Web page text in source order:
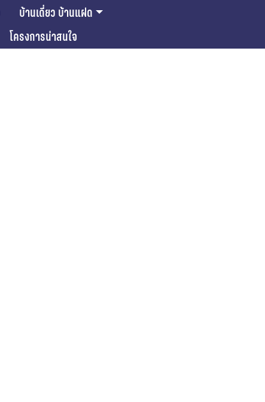
บ้านเดี่ยว บ้านแฝด
โครงการน่าสนใจ